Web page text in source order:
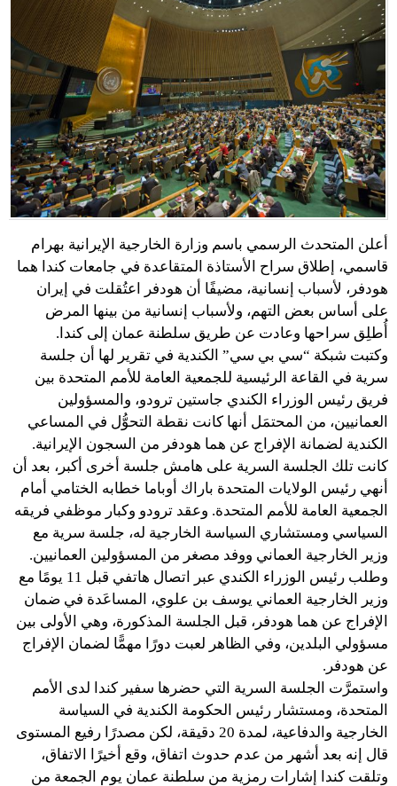
أعلن المتحدث الرسمي باسم وزارة الخارجية الإيرانية بهرام
قاسمي، إطلاق سراح الأستاذة المتقاعدة في جامعات كندا هما
هودفر، لأسباب إنسانية، مضيفًا أن هودفر اعتُقلت في إيران
على أساس بعض التهم، ولأسباب إنسانية من بينها المرض
أُطلِق سراحها وعادت عن طريق سلطنة عمان إلى كندا.
وكتبت شبكة “سي بي سي” الكندية في تقرير لها أن جلسة
سرية في القاعة الرئيسية للجمعية العامة للأمم المتحدة بين
فريق رئيس الوزراء الكندي جاستين ترودو، والمسؤولين
العمانيين، من المحتمَل أنها كانت نقطة التحوُّل في المساعي
الكندية لضمانة الإفراج عن هما هودفر من السجون الإيرانية.
كانت تلك الجلسة السرية على هامش جلسة أخرى أكبر، بعد أن
أنهي رئيس الولايات المتحدة باراك أوباما خطابه الختامي أمام
الجمعية العامة للأمم المتحدة. وعقد ترودو وكبار موظفي فريقه
السياسي ومستشاري السياسة الخارجية له، جلسة سرية مع
وزير الخارجية العماني ووفد مصغر من المسؤولين العمانيين.
وطلب رئيس الوزراء الكندي عبر اتصال هاتفي قبل 11 يومًا مع
وزير الخارجية العماني يوسف بن علوي، المساعَدة في ضمان
الإفراج عن هما هودفر، قبل الجلسة المذكورة، وهي الأولى بين
مسؤولي البلدين، وفي الظاهر لعبت دورًا مهمًّا لضمان الإفراج
عن هودفر.
واستمرَّت الجلسة السرية التي حضرها سفير كندا لدى الأمم
المتحدة، ومستشار رئيس الحكومة الكندية في السياسة
الخارجية والدفاعية، لمدة 20 دقيقة، لكن مصدرًا رفيع المستوى
قال إنه بعد أشهر من عدم حدوث اتفاق، وقع أخيرًا الاتفاق،
وتلقت كندا إشارات رمزية من سلطنة عمان يوم الجمعة من